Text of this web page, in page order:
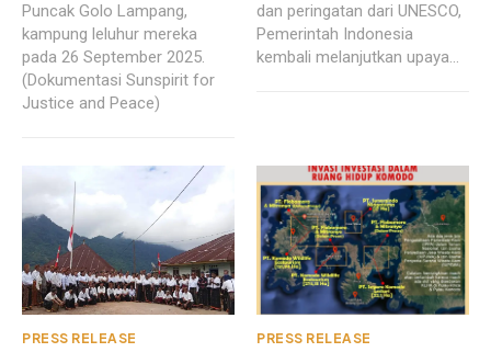
Puncak Golo Lampang,
kampung leluhur mereka
pada 26 September 2025.
(Dokumentasi Sunspirit for
Justice and Peace)
dan peringatan dari UNESCO,
Pemerintah Indonesia
kembali melanjutkan upaya...
PRESS RELEASE PRESS RELEASE